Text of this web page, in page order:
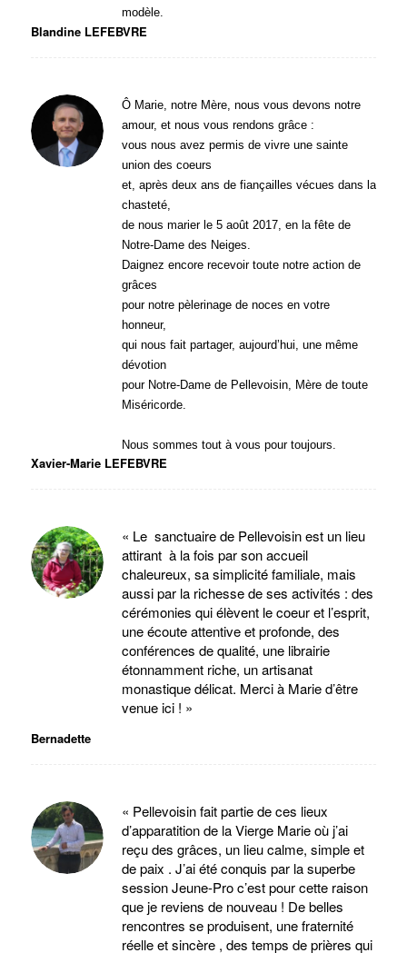
modèle.
Blandine LEFEBVRE
Ô Marie, notre Mère, nous vous devons notre
amour, et nous vous rendons grâce :
vous nous avez permis de vivre une sainte
union des coeurs
et, après deux ans de fiançailles vécues dans la
chasteté,
de nous marier le 5 août 2017, en la fête de
Notre-Dame des Neiges.
Daignez encore recevoir toute notre action de
grâces
pour notre pèlerinage de noces en votre
honneur,
qui nous fait partager, aujourd’hui, une même
dévotion
pour Notre-Dame de Pellevoisin, Mère de toute
Miséricorde.
Nous sommes tout à vous pour toujours.
Xavier-Marie LEFEBVRE
« Le sanctuaire de Pellevoisin est un lieu
attirant à la fois par son accueil
chaleureux, sa simplicité familiale, mais
aussi par la richesse de ses activités : des
cérémonies qui élèvent le coeur et l’esprit,
une écoute attentive et profonde, des
conférences de qualité, une librairie
étonnamment riche, un artisanat
monastique délicat. Merci à Marie d’être
venue ici ! »
Bernadette
« Pellevoisin fait partie de ces lieux
d’apparatition de la Vierge Marie où j’ai
reçu des grâces, un lieu calme, simple et
de paix . J’ai été conquis par la superbe
session Jeune-Pro c’est pour cette raison
que je reviens de nouveau ! De belles
rencontres se produisent, une fraternité
réelle et sincère , des temps de prières qui